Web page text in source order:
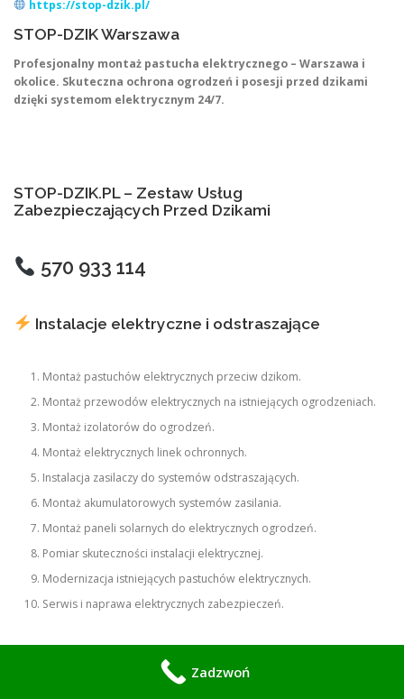
https://stop-dzik.pl/
STOP-DZIK Warszawa
Profesjonalny montaż pastucha elektrycznego – Warszawa i
okolice. Skuteczna ochrona ogrodzeń i posesji przed dzikami
dzięki systemom elektrycznym 24/7.
STOP-DZIK.PL – Zestaw Usług
Zabezpieczających Przed Dzikami
570 933 114
Instalacje elektryczne i odstraszające
Montaż pastuchów elektrycznych przeciw dzikom.
Montaż przewodów elektrycznych na istniejących ogrodzeniach.
Montaż izolatorów do ogrodzeń.
Montaż elektrycznych linek ochronnych.
Instalacja zasilaczy do systemów odstraszających.
Montaż akumulatorowych systemów zasilania.
Montaż paneli solarnych do elektrycznych ogrodzeń.
Pomiar skuteczności instalacji elektrycznej.
Modernizacja istniejących pastuchów elektrycznych.
Serwis i naprawa elektrycznych zabezpieczeń.
Zadzwoń